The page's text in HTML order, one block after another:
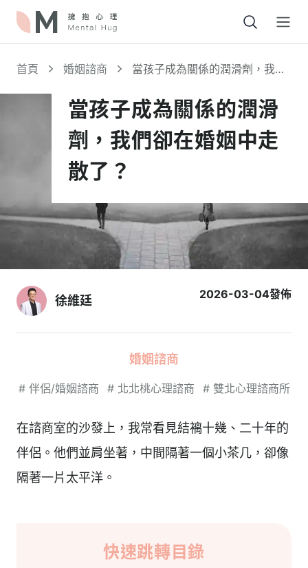
首頁 婚姻諮商
當孩子成為關係的潤滑劑，我們
當孩子成為關係的潤滑
劑，我們卻在婚姻中走
散了？
徐維廷 2026-03-04發佈
婚姻諮商
# 伴侶/婚姻諮商 # 北北桃心理諮商 # 雙北心理諮商所
在諮商室的沙發上，我常看見結褵十幾、二十年的
伴侶。他們並肩坐著，中間隔著一個小茶几，卻像
隔著一片太平洋。
快速跳轉目錄